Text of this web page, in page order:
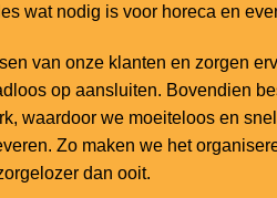
wat nodig is voor horeca en
van onze klanten en zorgen
op aansluiten. Bovendien
waardoor we moeiteloos en
Zo maken we het
dan ooit.